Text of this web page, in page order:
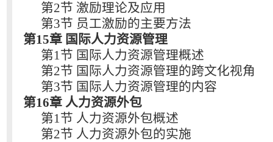
第2节 激励理论及应用
第3节 员工激励的主要方法
第15章 国际人力资源管理
第1节 国际人力资源管理概述
第2节 国际人力资源管理的跨文化视角
第3节 国际人力资源管理的内容
第16章 人力资源外包
第1节 人力资源外包概述
第2节 人力资源外包的实施